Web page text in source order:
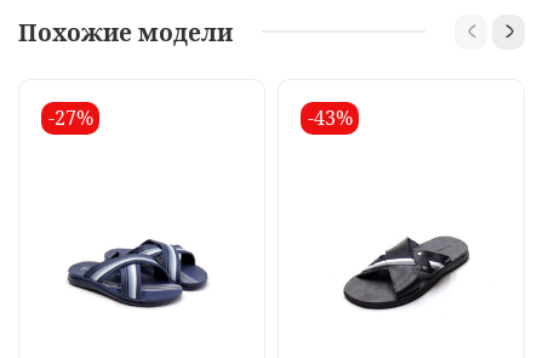
Похожие модели
-27% -43%